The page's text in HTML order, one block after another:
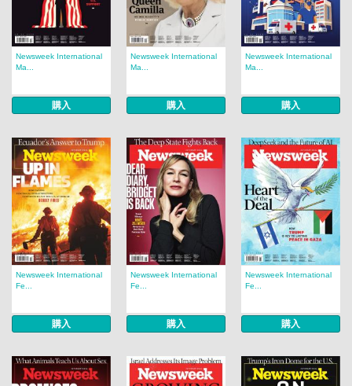
Newsweek International
Ma...
購入
Newsweek International
Ma...
購入
Newsweek International
Ma...
購入
Newsweek International
Fe...
購入
Newsweek International
Fe...
購入
Newsweek International
Fe...
購入